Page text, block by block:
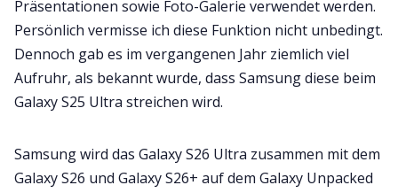
Präsentationen sowie Foto-Galerie verwendet werden.
Persönlich vermisse ich diese Funktion nicht unbedingt.
Dennoch gab es im vergangenen Jahr ziemlich viel
Aufruhr, als bekannt wurde, dass Samsung diese beim
Galaxy S25 Ultra streichen wird.
Samsung wird das Galaxy S26 Ultra zusammen mit dem
Galaxy S26 und Galaxy S26+ auf dem Galaxy Unpacked